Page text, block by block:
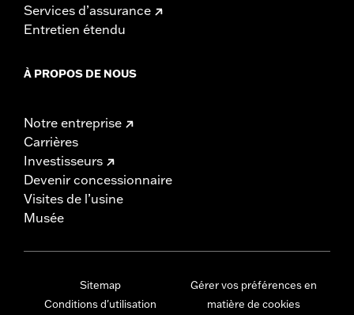
Services d’assurance
Entretien étendu
À PROPOS DE NOUS
Notre entreprise
Carrières
Investisseurs
Devenir concessionnaire
Visites de l’usine
Musée
Sitemap
Conditions d'utilisation
Gérer vos préférences en
matière de cookies